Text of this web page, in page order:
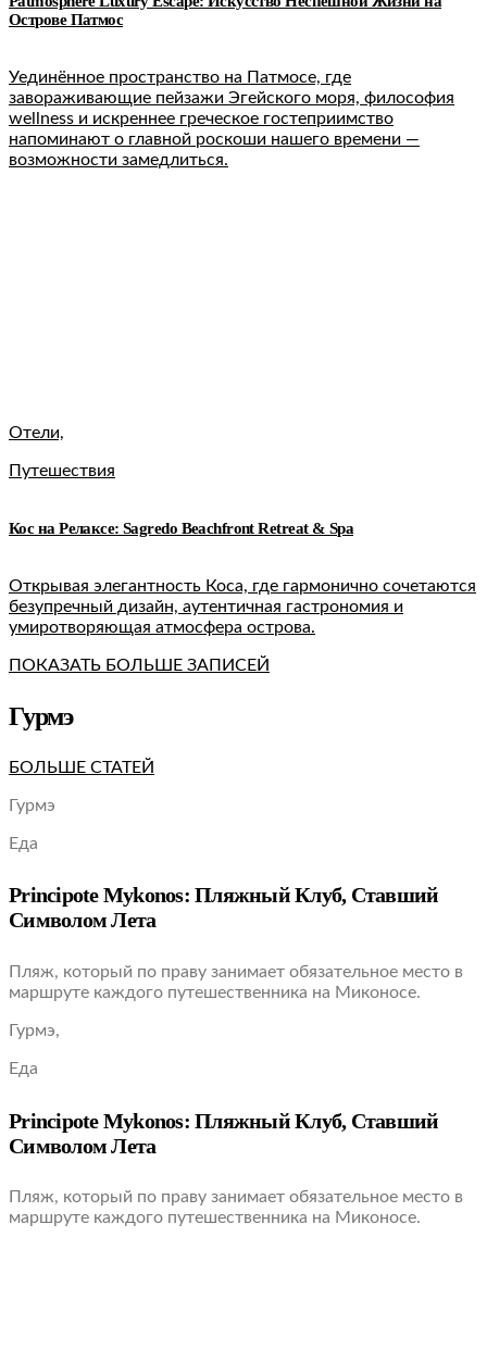
Острове Патмос
Уединённое пространство на Патмосе, где
завораживающие пейзажи Эгейского моря, философия
wellness и искреннее греческое гостеприимство
напоминают о главной роскоши нашего времени —
возможности замедлиться.
Отели,
Путешествия
Кос на Релаксе: Sagredo Beachfront Retreat & Spa
Открывая элегантность Коса, где гармонично сочетаются
безупречный дизайн, аутентичная гастрономия и
умиротворяющая атмосфера острова.
ПОКАЗАТЬ БОЛЬШЕ ЗАПИСЕЙ
Гурмэ
БОЛЬШЕ СТАТЕЙ
Гурмэ
Еда
Principote Mykonos: Пляжный Клуб, Ставший
Символом Лета
Пляж, который по праву занимает обязательное место в
маршруте каждого путешественника на Миконосе.
Гурмэ,
Еда
Principote Mykonos: Пляжный Клуб, Ставший
Символом Лета
Пляж, который по праву занимает обязательное место в
маршруте каждого путешественника на Миконосе.